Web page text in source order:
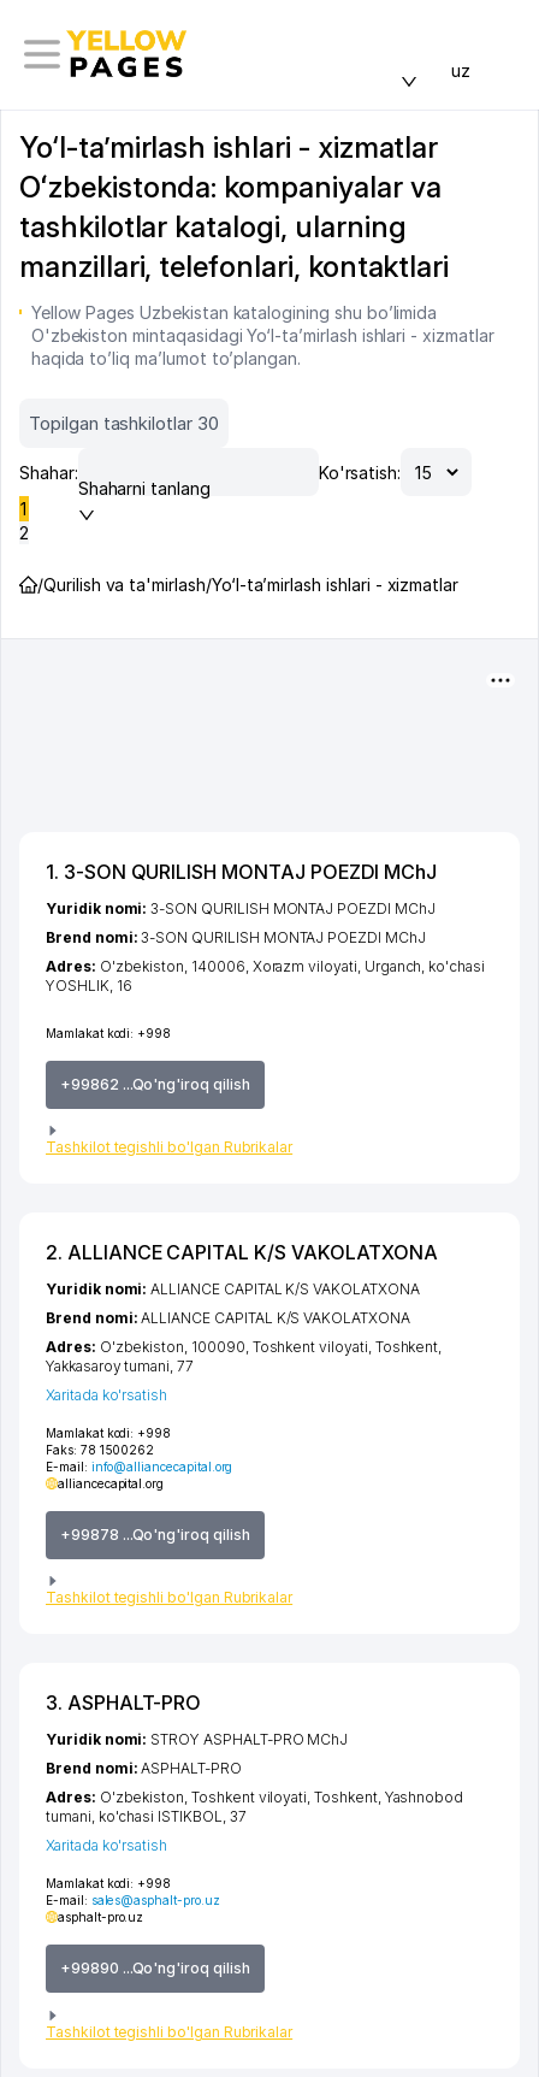
uz
Yo‘l-ta’mirlash ishlari - xizmatlar
Oʻzbekistonda: kompaniyalar va
tashkilotlar katalogi, ularning
manzillari, telefonlari, kontaktlari
Yellow Pages Uzbekistan katalogining shu bo’limida
O'zbekiston mintaqasidagi Yo‘l-ta’mirlash ishlari - xizmatlar
haqida to’liq ma’lumot to’plangan.
Topilgan tashkilotlar 30
Shahar:
Shaharni tanlang
Ko'rsatish:
1
2
/Qurilish va ta'mirlash/Yo‘l-ta’mirlash ishlari - xizmatlar
1. 3-SON QURILISH MONTAJ POEZDI MChJ
Mamlakat kodi: +998
+99862 ...Qo'ng'iroq qilish
Tashkilot tegishli bo'lgan Rubrikalar
Yuridik nomi:3-SON QURILISH MONTAJ POEZDI MChJ
Brend nomi:3-SON QURILISH MONTAJ POEZDI MChJ
Adres: O'zbekiston, 140006, Xorazm viloyati, Urganch, ko'chasi
YOSHLIK, 16
2. ALLIANCE CAPITAL K/S VAKOLATXONA
Mamlakat kodi: +998
Faks: 78 1500262
E-mail: info@alliancecapital.org
alliancecapital.org
+99878 ...Qo'ng'iroq qilish
Tashkilot tegishli bo'lgan Rubrikalar
Yuridik nomi:ALLIANCE CAPITAL K/S VAKOLATXONA
Brend nomi:ALLIANCE CAPITAL K/S VAKOLATXONA
Adres: O'zbekiston, 100090, Toshkent viloyati, Toshkent,
Yakkasaroy tumani, 77
Xaritada ko'rsatish
3. ASPHALT-PRO
Mamlakat kodi: +998
E-mail: sales@asphalt-pro.uz
asphalt-pro.uz
+99890 ...Qo'ng'iroq qilish
Tashkilot tegishli bo'lgan Rubrikalar
Yuridik nomi: STROY ASPHALT-PRO MChJ
Brend nomi:ASPHALT-PRO
Adres: O'zbekiston,Toshkent viloyati,Toshkent, Yashnobod
tumani, ko'chasi ISTIKBOL, 37
Xaritada ko'rsatish